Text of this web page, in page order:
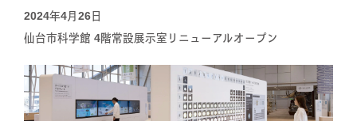
2024年4月26日
仙台市科学館 4階常設展示室リニューアルオープン